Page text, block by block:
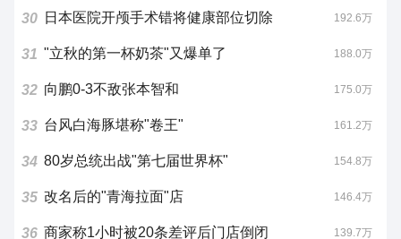
30 日本医院开颅手术错将健康部位切除 192.6万
31 "立秋的第一杯奶茶"又爆单了 188.0万
32 向鹏0-3不敌张本智和 175.0万
33 台风白海豚堪称"卷王" 161.2万
34 80岁总统出战"第七届世界杯" 154.8万
35 改名后的"青海拉面"店 146.4万
36 商家称1小时被20条差评后门店倒闭 139.7万